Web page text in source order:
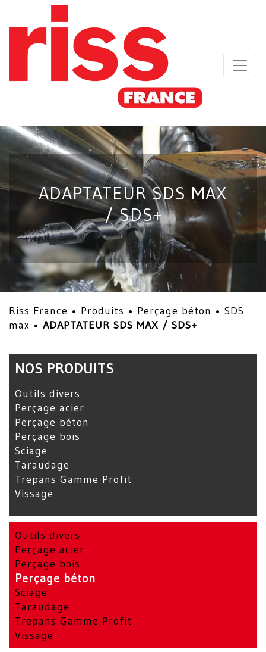
ADAPTATEUR SDS MAX
/ SDS+
Riss France • Produits • Perçage béton • SDS
max • ADAPTATEUR SDS MAX / SDS+
NOS PRODUITS
Outils divers
Perçage acier
Perçage béton
Perçage bois
Sciage
Taraudage
Trepans Gamme Profit
Vissage
Outils divers
Perçage acier
Perçage bois
Perçage béton
Sciage
Taraudage
Trepans Gamme Profit
Vissage